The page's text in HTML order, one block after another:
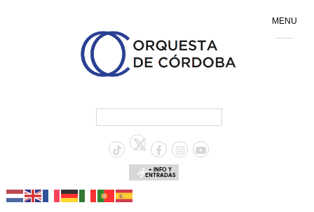
+ INFO Y
ENTRADAS
MENU